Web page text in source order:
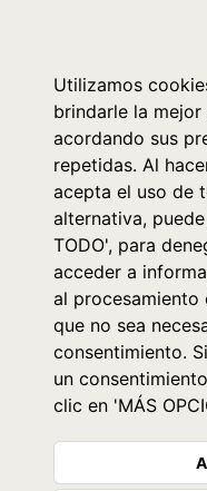
Utilizamos
brindarle la
acordando sus
repetidas. Al
acepta el uso de
alternativa,
TODO', para
acceder a
al procesamiento
que no sea
consentimiento.
un
clic en 'MÁS